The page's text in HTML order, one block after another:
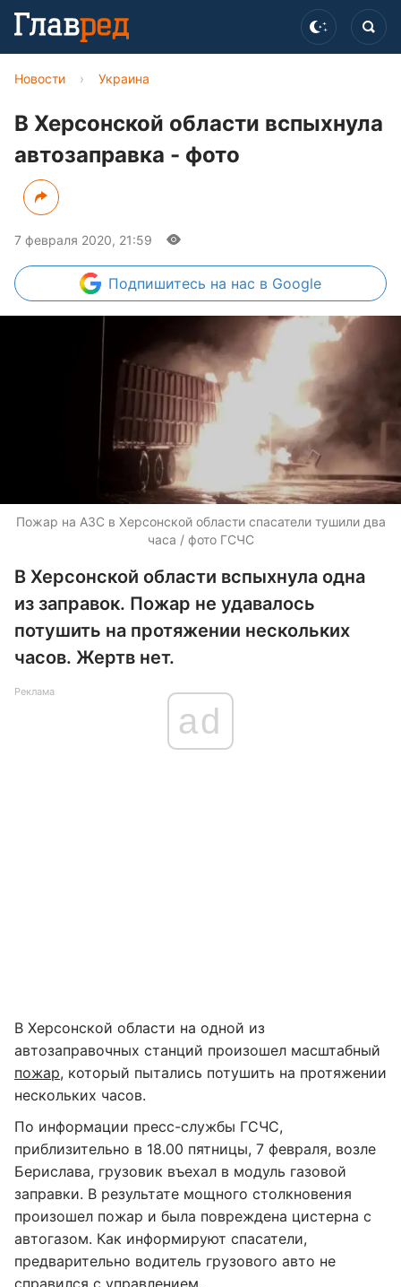
Новости › Украина
В Херсонской области вспыхнула
автозаправка - фото
7 февраля 2020, 21:59
Подпишитесь на нас в Google
Пожар на АЗС в Херсонской области спасатели тушили два
часа / фото ГСЧС
В Херсонской области вспыхнула одна
из заправок. Пожар не удавалось
потушить на протяжении нескольких
часов. Жертв нет.
Реклама
ad
В Херсонской области на одной из
автозаправочных станций произошел масштабный
пожар, который пытались потушить на протяжении
нескольких часов.
По информации пресс-службы ГСЧС,
приблизительно в 18.00 пятницы, 7 февраля, возле
Берислава, грузовик въехал в модуль газовой
заправки. В результате мощного столкновения
произошел пожар и была повреждена цистерна с
автогазом. Как информируют спасатели,
предварительно водитель грузового авто не
справился с управлением.